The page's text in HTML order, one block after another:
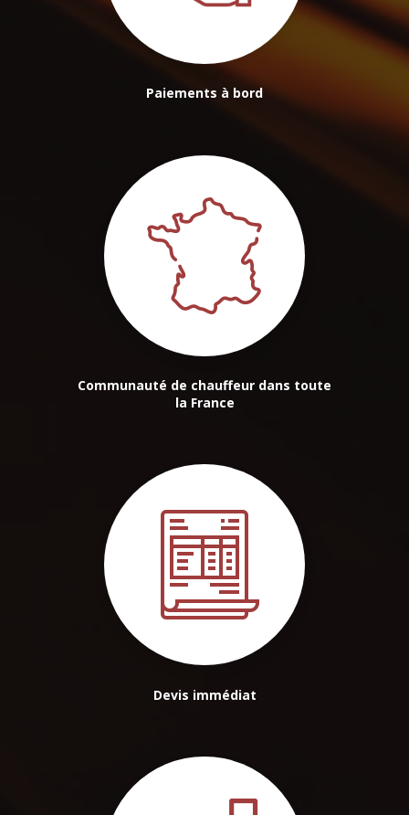
Paiements à bord
Communauté de chauffeur dans toute
la France
Devis immédiat